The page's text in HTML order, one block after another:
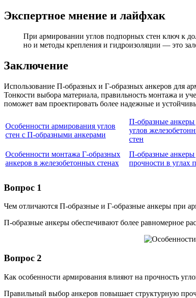
Экспертное мнение и лайфхак
При армировании углов подпорных стен ключ к
но и методы крепления и гидроизоляции — это
Заключение
Использование П-образных и Г-образных анкеров для
Тонкости выбора материала, правильность монтажа и
поможет вам проектировать более надежные и
Особенности армирования углов
стен с П-образными анкерами
П-образные анкеры
углов
стен
Особенности монтажа Г-образных
анкеров в железобетонных стенах
П-образные
прочности в углах
Вопрос 1
Чем отличаются П-образные и Г-образные анкеры при
П-образные анкеры обеспечивают более равномерное
Вопрос 2
Как особенности армирования влияют на прочность
Правильный выбор анкеров повышает структурную